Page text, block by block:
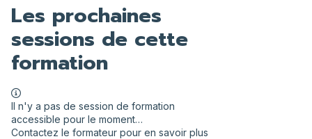
Les prochaines
sessions de cette
formation
Il n'y a pas de session de formation
accessible pour le moment…
Contactez le formateur pour en savoir plus